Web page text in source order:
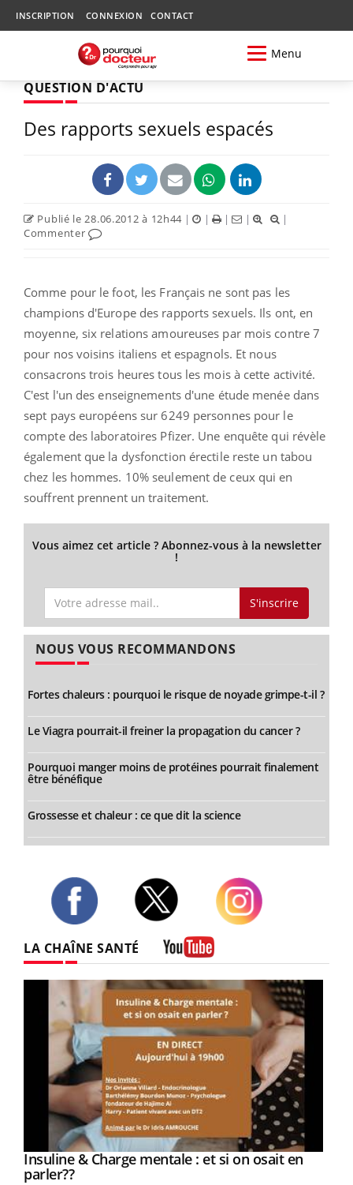
INSCRIPTION CONNEXION CONTACT
Menu
QUESTION D'ACTU
Des rapports sexuels espacés
Publié le 28.06.2012 à 12h44 | | | |
|
Commenter
Comme pour le foot, les Français ne sont pas les
champions d'Europe des rapports sexuels. Ils ont, en
moyenne, six relations amoureuses par mois contre 7
pour nos voisins italiens et espagnols. Et nous
consacrons trois heures tous les mois à cette activité.
C'est l'un des enseignements d'une étude menée dans
sept pays européens sur 6249 personnes pour le
compte des laboratoires Pfizer. Une enquête qui révèle
également que la dysfonction érectile reste un tabou
chez les hommes. 10% seulement de ceux qui en
souffrent prennent un traitement.
Vous aimez cet article ? Abonnez-vous à la newsletter
!
S'inscrire
NOUS VOUS RECOMMANDONS
Fortes chaleurs : pourquoi le risque de noyade grimpe-t-il ?
Le Viagra pourrait-il freiner la propagation du cancer ?
Pourquoi manger moins de protéines pourrait finalement
être bénéfique
Grossesse et chaleur : ce que dit la science
LA CHAÎNE SANTÉ
Youtube
Insuline & Charge mentale : et si on osait en
parler??Youtube